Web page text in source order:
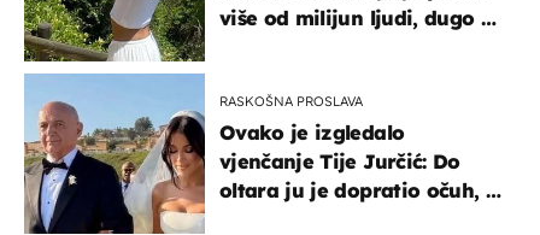
više od milijun ljudi, dugo se
RASKOŠNA PROSLAVA
Ovako je izgledalo
vjenčanje Tije Jurčić: Do
oltara ju je dopratio očuh, a